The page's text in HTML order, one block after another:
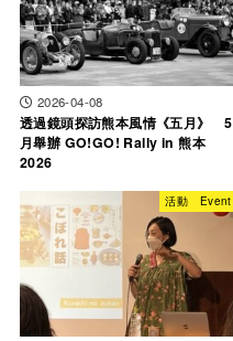
2026-04-08
透過鏡頭探訪熊本風情《五月》 5
月舉辦 GO!GO! Rally in 熊本
2026
活動 Event